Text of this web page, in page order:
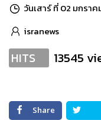
วันเสาร์ ที่ 02 มกราค
isranews
HITS 13545
Share